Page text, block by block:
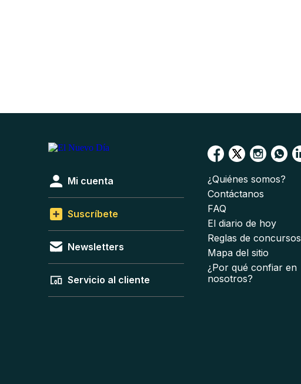
Mi cuenta
Suscríbete
Newsletters
Servicio al cliente
¿Quiénes somos?
Contáctanos
FAQ
El diario de hoy
Reglas de concursos
Mapa del sitio
¿Por qué confiar en
nosotros?